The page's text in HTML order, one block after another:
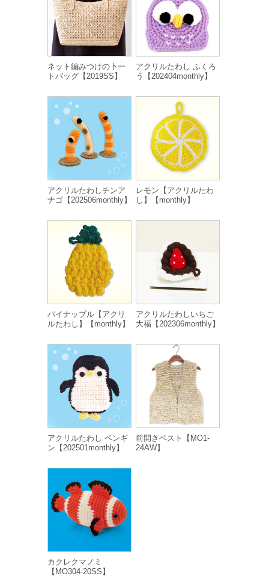
ネット編みつけの卜一
トバッグ【2019SS】
アクリルたわし ふくろ
う【202404monthly】
アクリルたわしチンア
ナゴ【202506monthly】
レモン【アクリルたわ
し】【monthly】
パイナップル【アクリ
ルたわし】【monthly】
アクリルたわしいちご
大福【202306monthly】
アクリルたわし ペンギ
ン【202501monthly】
前開きベスト【MO1-
24AW】
カクレクマノミ
【MO304-20SS】